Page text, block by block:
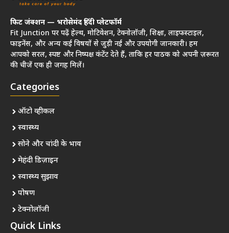
फिट जंक्शन — भरोसेमंद हिंदी प्लेटफॉर्म
Fit Junction पर पढ़ें हेल्थ, मोटिवेशन, टेक्नोलॉजी, शिक्षा, लाइफस्टाइल,
फाइनेंस, और अन्य कई विषयों से जुड़ी नई और उपयोगी जानकारी। हम
आपको सरल, स्पष्ट और निष्पक्ष कंटेंट देते हैं, ताकि हर पाठक को अपनी ज़रूरत
की चीजें एक ही जगह मिलें।
Categories
ऑटो व्हीकल
स्वास्थ्य
सोने और चांदी के भाव
मेहंदी डिज़ाइन
स्वास्थ्य सुझाव
पोषण
टेक्नोलॉजी
Quick Links